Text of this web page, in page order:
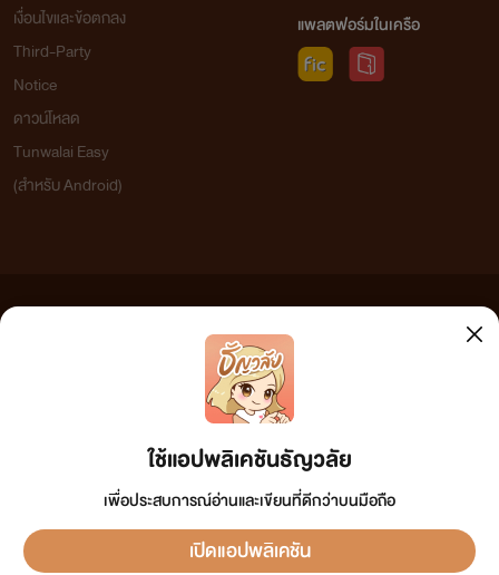
ใช้แอปพลิเคชันธัญวลัย
เพื่อประสบการณ์อ่านและเขียนที่ดีกว่าบนมือถือ
เปิดแอปพลิเคชัน
เงื่อนไขและข้อตกลง
Third-Party
Notice
ดาวน์โหลด
Tunwalai Easy
(สำหรับ Android)
แพลตฟอร์มในเครือ
เว็บไซต์แห่งนี้ไม่ได้เห็นด้วยและไม่ขอรับผิดชอบต่อข้อความใดๆ ทั้งสิ้น ดังนั้นผู้อ่านทุกท่านโปรดใช้
วิจารณญาณในการกลั่นกรองด้วยตนเอง และหากท่านพบข้อความใดๆ ที่ขัดต่อกฎหมายและศีลธรรม
กรุณาแจ้งมาที่ tunwalai@ookbee.com เพื่อทีมงานจะได้ดำเนินการในทันที ทั้งนี้ ทางเว็บไซต์ขอสงวน
ลิขสิทธิ์ตามพระราชบัญญัติลิขสิทธิ์ (ฉบับเพิ่มเติม) พ.ศ.2558